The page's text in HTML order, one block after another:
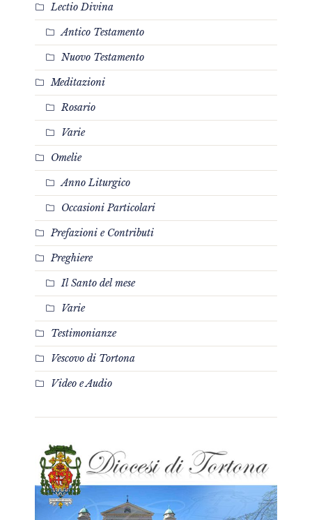
Lectio Divina
Antico Testamento
Nuovo Testamento
Meditazioni
Rosario
Varie
Omelie
Anno Liturgico
Occasioni Particolari
Prefazioni e Contributi
Preghiere
Il Santo del mese
Varie
Testimonianze
Vescovo di Tortona
Video e Audio